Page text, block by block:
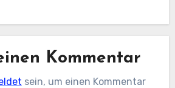
Kommentar
sein, um einen Kommentar